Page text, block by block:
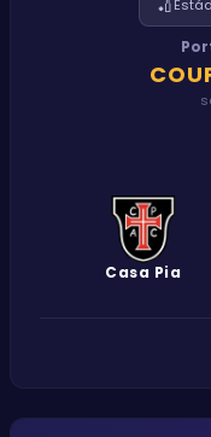
🏏
Casa Pia